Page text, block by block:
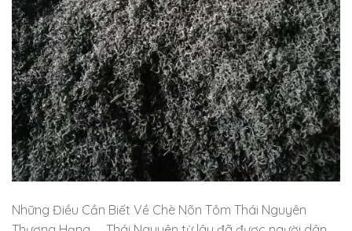
Những Điều Cần Biết Về Chè Nõn Tôm Thái Nguyên